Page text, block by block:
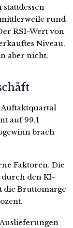
mittlerweile rund
RSI-Wert von
Niveau.
aber nicht.
auf 99,1
brach
Faktoren. Die
durch den KI-
die Bruttomarge